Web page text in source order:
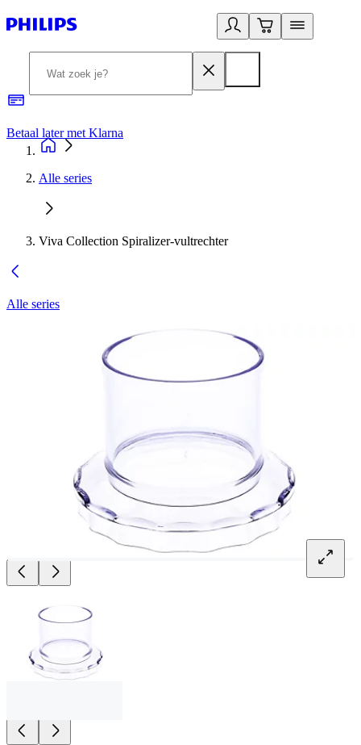
Betaal later met Klarna
Alle series
Viva Collection Spiralizer-vultrechter
Alle series